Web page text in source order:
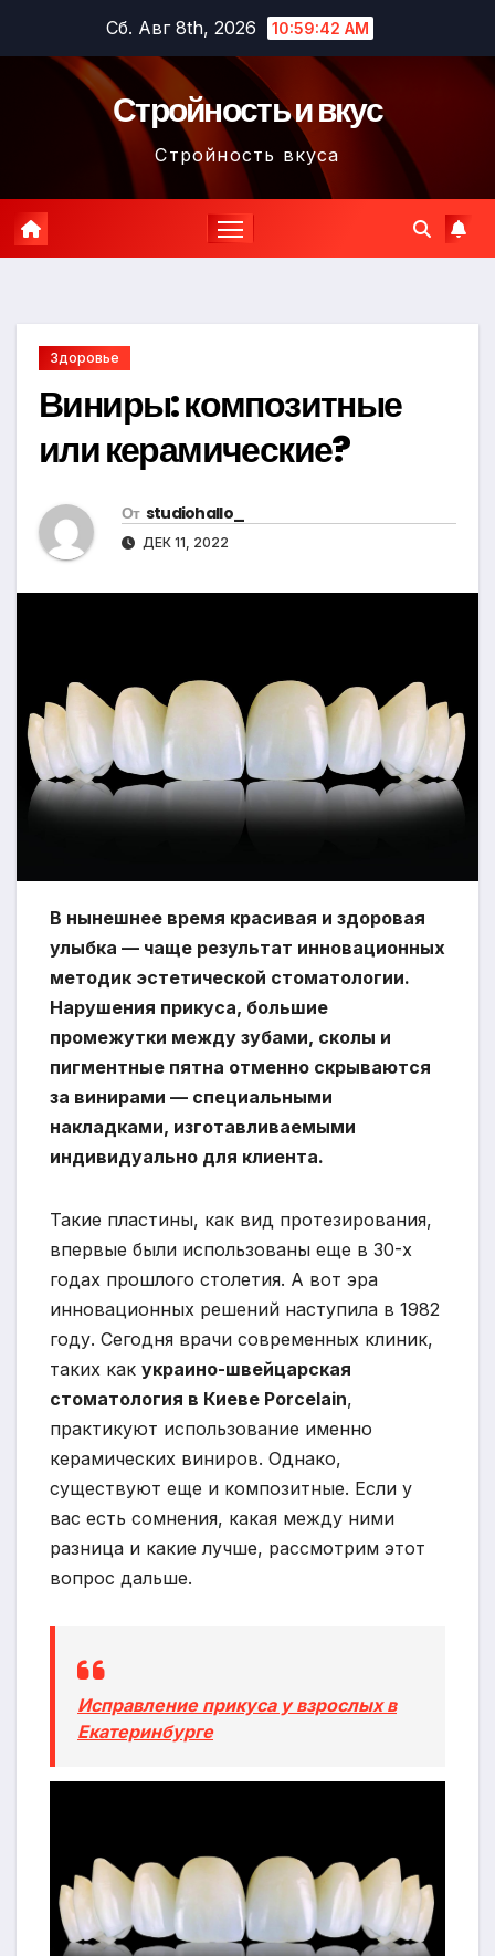
содержимому
Сб. Авг 8th, 2026 10:59:44 AM
Стройность и вкус
Стройность вкуса
Здоровье
Виниры: композитные
или керамические?
От studiohallo_
ДЕК 11, 2022
В нынешнее время красивая и здоровая
улыбка — чаще результат инновационных
методик эстетической стоматологии.
Нарушения прикуса, большие
промежутки между зубами, сколы и
пигментные пятна отменно скрываются
за винирами — специальными
накладками, изготавливаемыми
индивидуально для клиента.
Такие пластины, как вид протезирования,
впервые были использованы еще в 30-х
годах прошлого столетия. А вот эра
инновационных решений наступила в 1982
году. Сегодня врачи современных клиник,
таких как украино-швейцарская
стоматология в Киеве Porcelain,
практикуют использование именно
керамических виниров. Однако,
существуют еще и композитные. Если у
вас есть сомнения, какая между ними
разница и какие лучше, рассмотрим этот
вопрос дальше.
Исправление прикуса у взрослых в
Екатеринбурге